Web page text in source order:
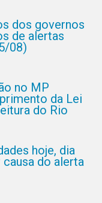
dos governos
de alertas
08)
no MP
da Lei
do Rio
hoje, dia
do alerta